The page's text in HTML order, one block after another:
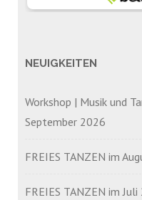
NEUIGKEITEN
Workshop | Musik und
September 2026
FREIES TANZEN im
FREIES TANZEN im